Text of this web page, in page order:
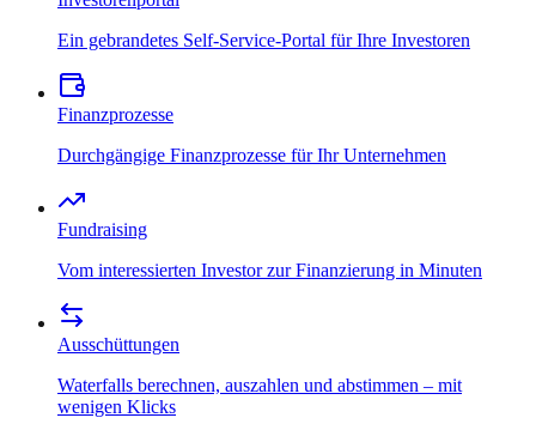
Ein gebrandetes Self-Service-Portal für Ihre Investoren
Finanzprozesse
Durchgängige Finanzprozesse für Ihr Unternehmen
Fundraising
Vom interessierten Investor zur Finanzierung in Minuten
Ausschüttungen
Waterfalls berechnen, auszahlen und abstimmen – mit
wenigen Klicks